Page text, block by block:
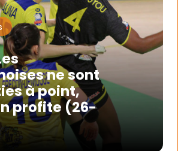
ne sont
à point,
profite (26-